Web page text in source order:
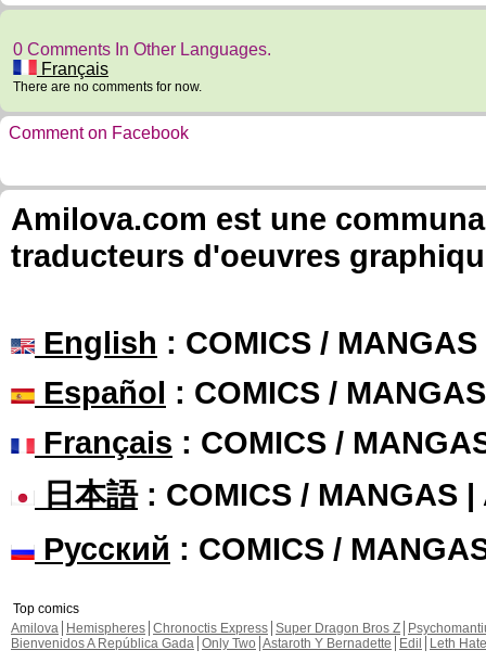
0 Comments In Other Languages.
Français
There are no comments for now.
Comment on Facebook
Amilova.com est une
traducteurs d'oeuvres
English : COMICS /
Español : COMICS /
Français : COMICS /
日本語: COMICS / MANGAS |
Русский : COMICS /
Top comics
Amilova
Hemispheres Chronoctis Express Super Dragon Bros Z
Bienvenidos A República Gada Only Two Astaroth Y Bernadette Edil
Leth Hate